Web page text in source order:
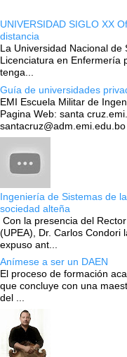
UNIVERSIDAD SIGLO XX
distancia
La Universidad Nacional de
Licenciatura en Enfermería
tenga...
Guía de universidades
EMI Escuela Militar de
Pagina Web: santa
santacruz@adm.emi.edu.bo
Ingeniería de Sistemas de
sociedad alteña
Con la presencia del
(UPEA), Dr. Carlos Condori
expuso ant...
Anímese a ser un DAEN
El proceso de formación
que concluye con una
del ...